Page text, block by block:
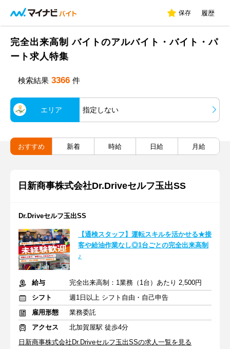
保存 履歴
完全出来高制 バイトのアルバイト・バイト・パ
ート求人特集
検索結果 3366 件
エリア 指定しない
おすすめ 新着 時給 日給 月給
日新商事株式会社Dr.Driveセルフ玉出SS
Dr.Driveセルフ玉出SS
【通検スタッフ】運転スキルを活かせる★接
客や給油作業なし◎1台ごとの完全出来高制
♪
給与
完全出来高制：1業務（1台）あたり 2,500円
シフト
週1日以上 シフト自由・自己申告
雇用形態
業務委託
アクセス
北加賀屋駅 徒歩4分
日新商事株式会社Dr.Driveセルフ玉出SSの求人一覧を見る